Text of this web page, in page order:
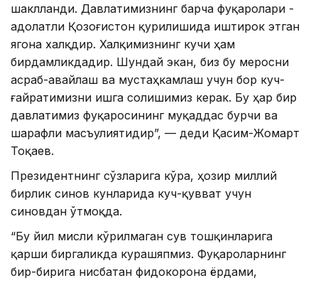
шаклланди. Давлатимизнинг барча фуқаролари -
адолатли Қозоғистон қурилишида иштирок этган
ягона халқдир. Халқимизнинг кучи ҳам
бирдамликдадир. Шундай экан, биз бу меросни
асраб-авайлаш ва мустаҳкамлаш учун бор куч-
ғайратимизни ишга солишимиз керак. Бу ҳар бир
давлатимиз фуқаросининг муқаддас бурчи ва
шарафли масъулиятидир”, — деди Қасим-Жомарт
Тоқаев.
Президентнинг сўзларига кўра, ҳозир миллий
бирлик синов кунларида куч-қувват учун
синовдан ўтмоқда.
“Бу йил мисли кўрилмаган сув тошқинларига
қарши биргаликда курашяпмиз. Фуқароларнинг
бир-бирига нисбатан фидокорона ёрдами,